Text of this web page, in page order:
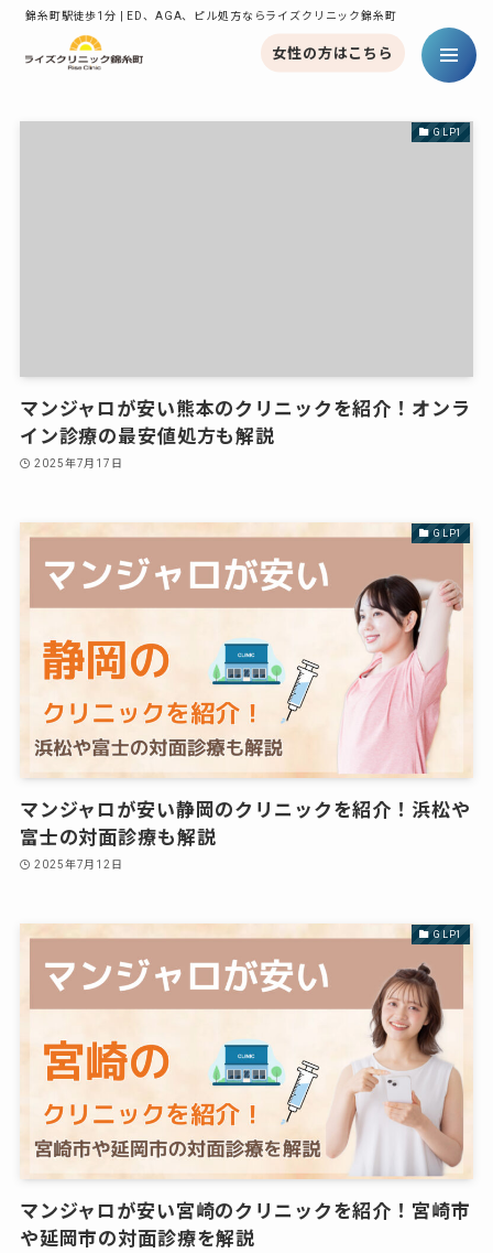
錦糸町駅徒歩1分 | ED、AGA、ピル処方ならライズクリニック錦糸町
女性の方はこちら
GLP1
マンジャロが安い熊本のクリニックを紹介！オンラ
イン診療の最安値処方も解説
2025年7月17日
GLP1
マンジャロが安い静岡のクリニックを紹介！浜松や
富士の対面診療も解説
2025年7月12日
GLP1
マンジャロが安い宮崎のクリニックを紹介！宮崎市
や延岡市の対面診療を解説